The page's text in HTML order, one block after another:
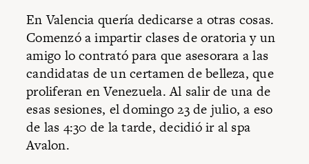
En Valencia quería dedicarse a otras cosas.
Comenzó a impartir clases de oratoria y un
amigo lo contrató para que asesorara a las
candidatas de un certamen de belleza, que
proliferan en Venezuela. Al salir de una de
esas sesiones, el domingo 23 de julio, a eso
de las 4:30 de la tarde, decidió ir al spa
Avalon.